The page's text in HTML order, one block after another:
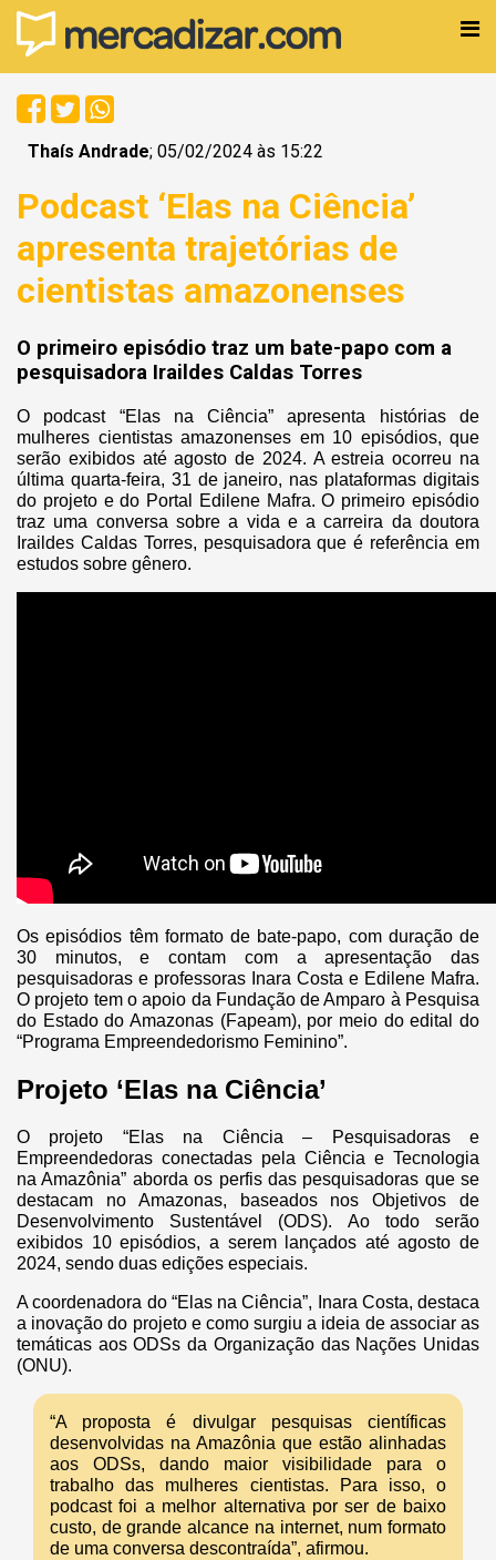
Thaís Andrade; 05/02/2024 às 15:22
Podcast ‘Elas na Ciência’
apresenta trajetórias de
cientistas amazonenses
O primeiro episódio traz um bate-papo com a
pesquisadora Iraildes Caldas Torres
O podcast “Elas na Ciência” apresenta histórias de
mulheres cientistas amazonenses em 10 episódios, que
serão exibidos até agosto de 2024. A estreia ocorreu na
última quarta-feira, 31 de janeiro, nas plataformas digitais
do projeto e do Portal Edilene Mafra. O primeiro episódio
traz uma conversa sobre a vida e a carreira da doutora
Iraildes Caldas Torres, pesquisadora que é referência em
estudos sobre gênero.
Os episódios têm formato de bate-papo, com duração de
30 minutos, e contam com a apresentação das
pesquisadoras e professoras Inara Costa e Edilene Mafra.
O projeto tem o apoio da Fundação de Amparo à Pesquisa
do Estado do Amazonas (Fapeam), por meio do edital do
“Programa Empreendedorismo Feminino”.
Projeto ‘Elas na Ciência’
O projeto “Elas na Ciência – Pesquisadoras e
Empreendedoras conectadas pela Ciência e Tecnologia
na Amazônia” aborda os perfis das pesquisadoras que se
destacam no Amazonas, baseados nos Objetivos de
Desenvolvimento Sustentável (ODS). Ao todo serão
exibidos 10 episódios, a serem lançados até agosto de
2024, sendo duas edições especiais.
A coordenadora do “Elas na Ciência”, Inara Costa, destaca
a inovação do projeto e como surgiu a ideia de associar as
temáticas aos ODSs da Organização das Nações Unidas
(ONU).
“A proposta é divulgar pesquisas científicas
desenvolvidas na Amazônia que estão alinhadas
aos ODSs, dando maior visibilidade para o
trabalho das mulheres cientistas. Para isso, o
podcast foi a melhor alternativa por ser de baixo
custo, de grande alcance na internet, num formato
de uma conversa descontraída”, afirmou.